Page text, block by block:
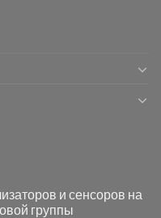
и сенсоров на
группы